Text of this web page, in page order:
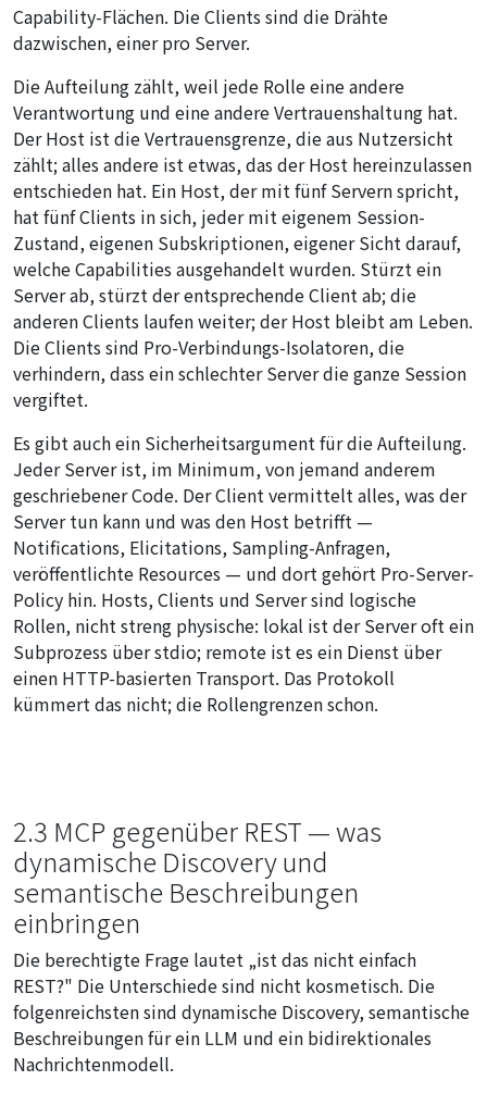
Capability-Flächen. Die Clients sind die Drähte
dazwischen, einer pro Server.
Die Aufteilung zählt, weil jede Rolle eine andere
Verantwortung und eine andere Vertrauenshaltung hat.
Der Host ist die Vertrauensgrenze, die aus Nutzersicht
zählt; alles andere ist etwas, das der Host hereinzulassen
entschieden hat. Ein Host, der mit fünf Servern spricht,
hat fünf Clients in sich, jeder mit eigenem Session-
Zustand, eigenen Subskriptionen, eigener Sicht darauf,
welche Capabilities ausgehandelt wurden. Stürzt ein
Server ab, stürzt der entsprechende Client ab; die
anderen Clients laufen weiter; der Host bleibt am Leben.
Die Clients sind Pro-Verbindungs-Isolatoren, die
verhindern, dass ein schlechter Server die ganze Session
vergiftet.
Es gibt auch ein Sicherheitsargument für die Aufteilung.
Jeder Server ist, im Minimum, von jemand anderem
geschriebener Code. Der Client vermittelt alles, was der
Server tun kann und was den Host betrifft —
Notifications, Elicitations, Sampling-Anfragen,
veröffentlichte Resources — und dort gehört Pro-Server-
Policy hin. Hosts, Clients und Server sind logische
Rollen, nicht streng physische: lokal ist der Server oft ein
Subprozess über stdio; remote ist es ein Dienst über
einen HTTP-basierten Transport. Das Protokoll
kümmert das nicht; die Rollengrenzen schon.
2.3 MCP gegenüber REST — was
dynamische Discovery und
semantische Beschreibungen
einbringen
Die berechtigte Frage lautet „ist das nicht einfach
REST?" Die Unterschiede sind nicht kosmetisch. Die
folgenreichsten sind dynamische Discovery, semantische
Beschreibungen für ein LLM und ein bidirektionales
Nachrichtenmodell.